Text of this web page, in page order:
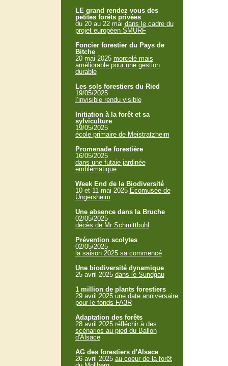
LE grand rendez vous des
petites forêts privées
du 20 au 22 mai dans le cadre du
projet européen SMURF
Foncier forestier du Pays de
Bitche
20 mai 2025 morcelé mais
améliorable pour une gestion
durable
Les sols forestiers du Ried
19/05/2025
l’invisible rendu visible
Initiation à la forêt et sa
sylviculture
19/05/2025
école primaire de Meistratzheim
Promenade forestière
16/05/2025
dans une futaie jardinée
emblématique
Week End de la Biodiversité
10 et 11 mai 2025 Ecomusée de
Ungersheim
Une absence dans la Bruche
02/05/2025
décès de Mr Schmittbuhl
Prévention scolytes
02/05/2025
la saison 2025 sa commencé
Une biodiversité dynamique
25 avril 2025 dans le Sundgau
1 million de plants forestiers
29 avril 2025 une date anniversaire
pour le fonds FA3R
Adaptation des forêts
28 avril 2025 réfléchir à des
scénarios au pied du Ballon
d'Alsace
AG des forestiers d'Alsace
26 avril 2025 au coeur de la forêt